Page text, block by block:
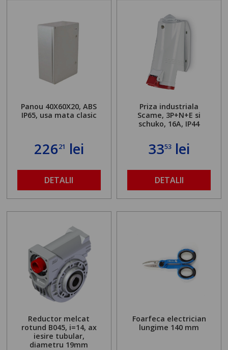
Panou 40X60X20, ABS
IP65, usa mata clasic
22621 lei
DETALII
Priza industriala
Scame, 3P+N+E si
schuko, 16A, IP44
3353 lei
DETALII
Reductor melcat
rotund B045, i=14, ax
iesire tubular,
diametru 19mm
Foarfeca electrician
lungime 140 mm